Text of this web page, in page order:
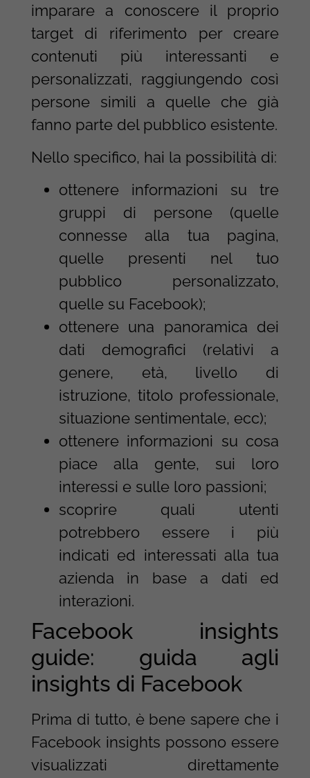
imparare a conoscere il proprio
target di riferimento per creare
contenuti più interessanti e
personalizzati, raggiungendo così
persone simili a quelle che già
fanno parte del pubblico esistente.
Nello specifico, hai la possibilità di:
ottenere informazioni su tre
gruppi di persone (quelle
connesse alla tua pagina,
quelle presenti nel tuo
pubblico personalizzato,
quelle su Facebook);
ottenere una panoramica dei
dati demografici (relativi a
genere, età, livello di
istruzione, titolo professionale,
situazione sentimentale, ecc);
ottenere informazioni su cosa
piace alla gente, sui loro
interessi e sulle loro passioni;
scoprire quali utenti
potrebbero essere i più
indicati ed interessati alla tua
azienda in base a dati ed
interazioni.
Facebook insights
guide: guida agli
insights di Facebook
Prima di tutto, è bene sapere che i
Facebook insights possono essere
visualizzati direttamente